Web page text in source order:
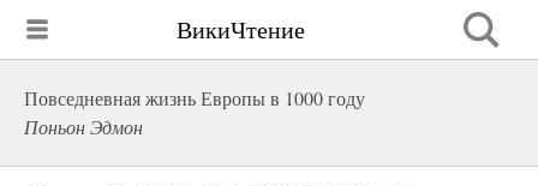
ВикиЧтение
Повседневная жизнь Европы в 1000 году
Поньон Эдмон